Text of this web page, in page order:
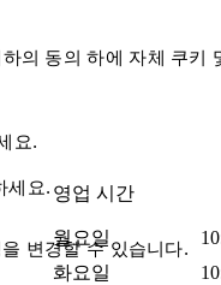
영업 시간
월요일
화요일
의 동의 하에 자체 쿠
요.
세요.
변경할 수 있습니다.